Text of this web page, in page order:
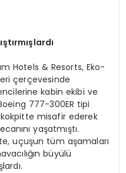
Hotels & Resorts, Eko-
çerçevesinde
kabin ekibi ve
777-300ER tipi
kokpitte misafir ederek
yaşatmıştı.
uçuşun tüm aşamaları
büyülü